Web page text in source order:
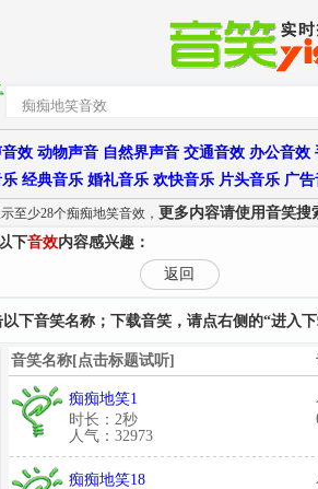
音效 动物声音 自然界声音 交通音效 办公音效
经典音乐 婚礼音乐 欢快音乐 片头音乐 广
至少28个痴痴地笑音效， 更多内容请使用音笑搜
下音效内容感兴趣：
返回
下音笑名称；下载音笑，请点右侧的“进入下
音笑名称[点击标题试听]
痴痴地笑1
时长：2秒
人气：32973
痴痴地笑18